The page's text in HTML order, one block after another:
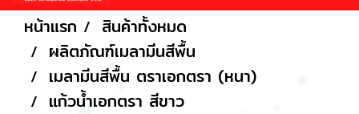
หน้าแรก
สินค้าทั้งหมด
ผลิตภัณฑ์เมลามีนสีพื้น
เมลามีนสีพื้น ตราเอกตรา (หนา)
แก้วน้ำเอกตรา สีขาว